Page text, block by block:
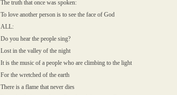
The truth that once was spoken:
To love another person is to see the face of God
ALL:
Do you hear the people sing?
Lost in the valley of the night
It is the music of a people who are climbing to the light
For the wretched of the earth
There is a flame that never dies